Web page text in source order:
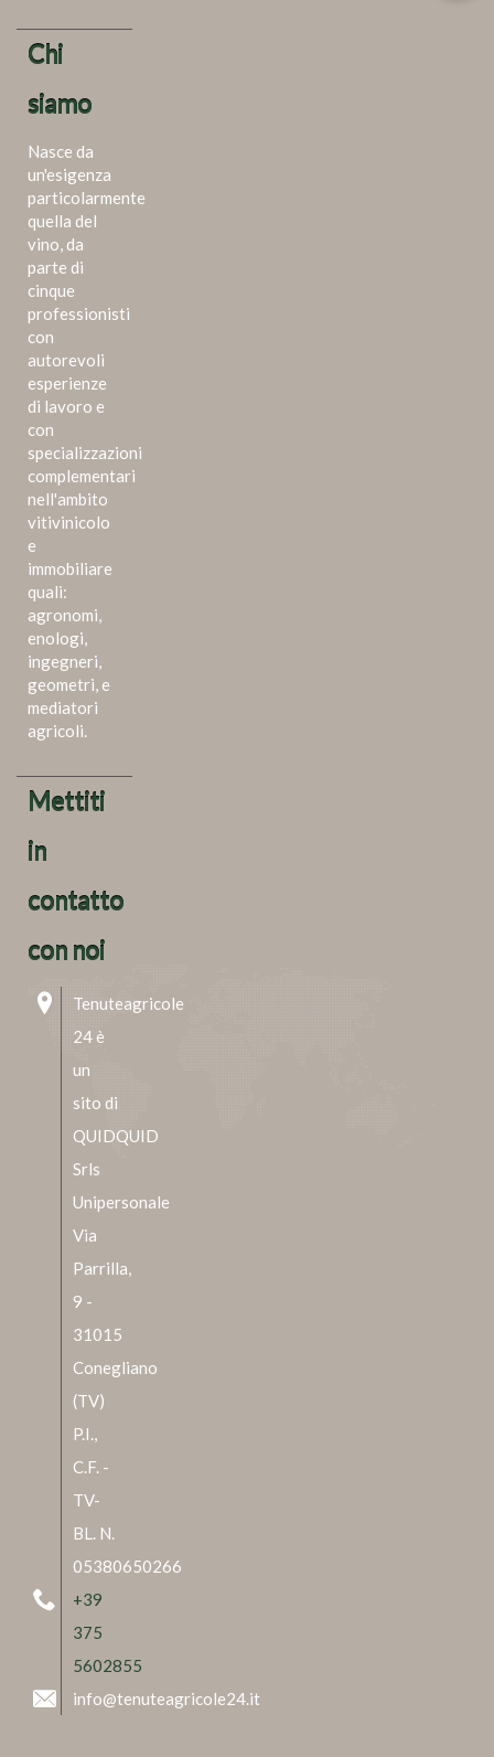
Chi
siamo
Nasce da
un'esigenza
particolarmente
quella del
vino, da
parte di
cinque
professionisti
con
autorevoli
esperienze
di lavoro e
con
specializzazioni
complementari
nell'ambito
vitivinicolo
e
immobiliare
quali:
agronomi,
enologi,
ingegneri,
geometri, e
mediatori
agricoli.
Mettiti
in
contatto
con noi
Tenuteagricole
24 è
un
sito di
QUIDQUID
Srls
Unipersonale
Via
Parrilla,
9 -
31015
Conegliano
(TV)
P.I.,
C.F. -
TV-
BL. N.
05380650266
+39
375
5602855
info@tenuteagricole24.it